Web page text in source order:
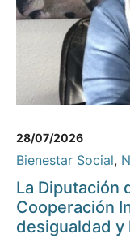
28/07/2026
Bienestar Social,
La Diputación
Cooperación
desigualdad y